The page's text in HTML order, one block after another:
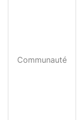
Communauté